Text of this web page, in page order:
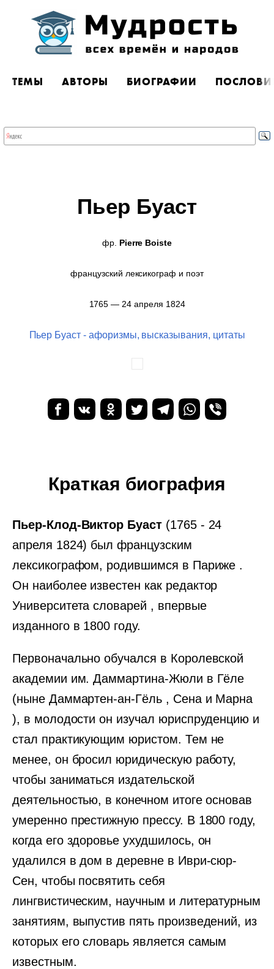
ТЕМЫ АВТОРЫ БИОГРАФИИ
Пьер Буаст
фр. Pierre Boiste
французский лексикограф и поэт
1765 — 24 апреля 1824
Пьер Буаст - афоризмы, высказывания, цитаты
Краткая биография
Пьер-Клод-Виктор Буаст(1765 - 24
апреля 1824) был французским
лексикографом, родившимся в Париже .
Он наиболее известен как редактор
Университета словарей , впервые
изданного в 1800 году.
Первоначально обучался в Королевской
академии им. Даммартина-Жюли в Гёле
(ныне Даммартен-ан-Гёль , Сена и Марна
), в молодости он изучал юриспруденцию и
стал практикующим юристом. Тем не
менее, он бросил юридическую работу,
чтобы заниматься издательской
деятельностью, в конечном итоге основав
умеренно престижную прессу. В 1800 году,
когда его здоровье ухудшилось, он
удалился в дом в деревне в Иври-сюр-
Сен, чтобы посвятить себя
лингвистическим, научным и литературным
занятиям, выпустив пять произведений, из
которых его словарь является самым
известным.